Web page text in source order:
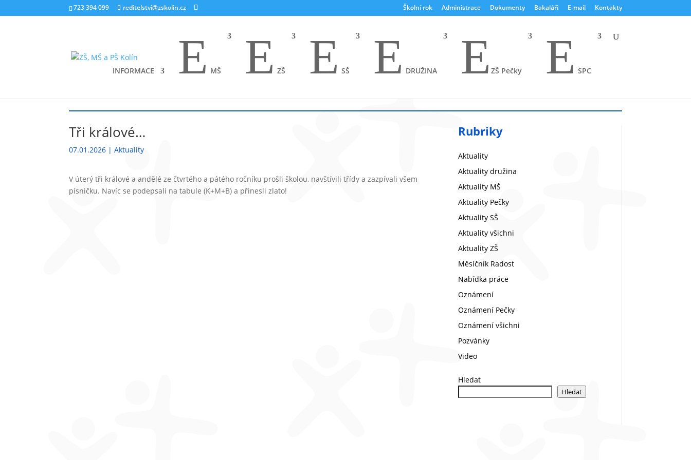
723 394 099 reditelstvi@zskolin.cz Školní rok Administrace Dokumenty Bakaláři E-mail Kontakty
INFORMACE E MŠ E ZŠ E SŠ E DRUŽINA E ZŠ Pečky E SPC
Tři králové…
07.01.2026 |Aktuality
V úterý tři králové a andělé ze čtvrtého a pátého ročníku prošli školou, navštívili třídy a zazpívali všem
písničku. Navíc se podepsali na tabule (K+M+B) a přinesli zlato!
Rubriky
Aktuality
Aktuality družina
Aktuality MŠ
Aktuality Pečky
Aktuality SŠ
Aktuality všichni
Aktuality ZŠ
Měsíčník Radost
Nabídka práce
Oznámení
Oznámení Pečky
Oznámení všichni
Pozvánky
Video
Hledat
Hledat